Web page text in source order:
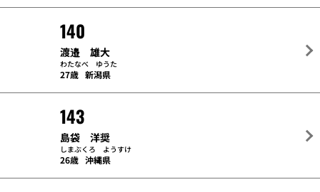
140
渡邉 雄大
わたなべ ゆうた
27歳 新潟県
143
島袋 洋奨
しまぶくろ ようすけ
26歳 沖縄県